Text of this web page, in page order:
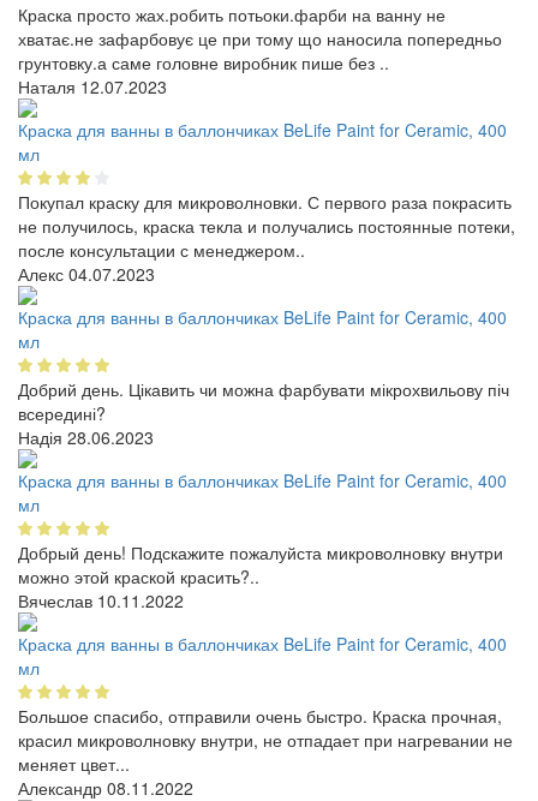
Краска просто жах.робить потьоки.фарби на ванну не
хватає.не зафарбовує це при тому що наносила попередньо
грунтовку.а саме головне виробник пише без ..
Наталя 12.07.2023
Краска для ванны в баллончиках BeLife Paint for Ceramic, 400
мл
Покупал краску для микроволновки. С первого раза покрасить
не получилось, краска текла и получались постоянные потеки,
после консультации с менеджером..
Алекс 04.07.2023
Краска для ванны в баллончиках BeLife Paint for Ceramic, 400
мл
Добрий день. Цікавить чи можна фарбувати мікрохвильову піч
всередині?
Надія 28.06.2023
Краска для ванны в баллончиках BeLife Paint for Ceramic, 400
мл
Добрый день! Подскажите пожалуйста микроволновку внутри
можно этой краской красить?..
Вячеслав 10.11.2022
Краска для ванны в баллончиках BeLife Paint for Ceramic, 400
мл
Большое спасибо, отправили очень быстро. Краска прочная,
красил микроволновку внутри, не отпадает при нагревании не
меняет цвет...
Александр 08.11.2022